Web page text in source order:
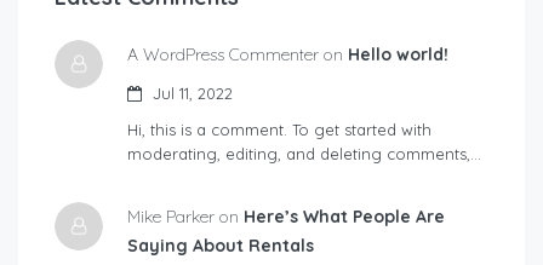
A WordPress Commenter on Hello world!
Jul 11, 2022
Hi, this is a comment. To get started with
moderating, editing, and deleting comments,…
Mike Parker on Here’s What People Are
Saying About Rentals